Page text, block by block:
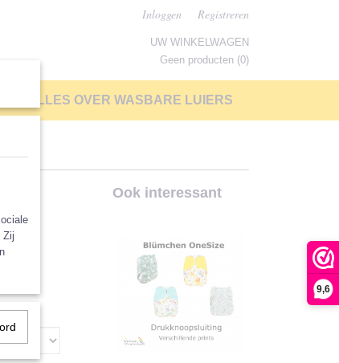
9,6
Inloggen Registreren
UW WINKELWAGEN
Geen producten (0)
ALLES OVER WASBARE LUIERS
Ook interessant
Zij